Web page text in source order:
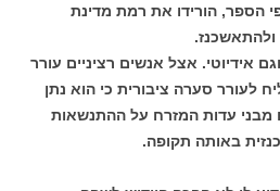
הספר, הורידו את רמת מדינת
ולהתאשכנז.
אידיוטי. אצל אנשים רציניים עורר
לעורר סערה ציבורית כי הוא נתן
מבני עדות המזרח על ההתנשאות
באותה תקופה.